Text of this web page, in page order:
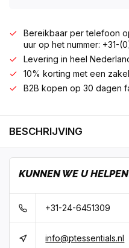
Bereikbaar per telefoon
uur op het nummer: +31-
Levering in heel
10% korting met een
B2B kopen op 30 dagen
BESCHRIJVING
KUNNEN WE U
+31-24-6451309
info@ptessentials.nl